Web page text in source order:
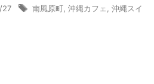
27 南風原町 沖縄カフェ
沖縄スイ